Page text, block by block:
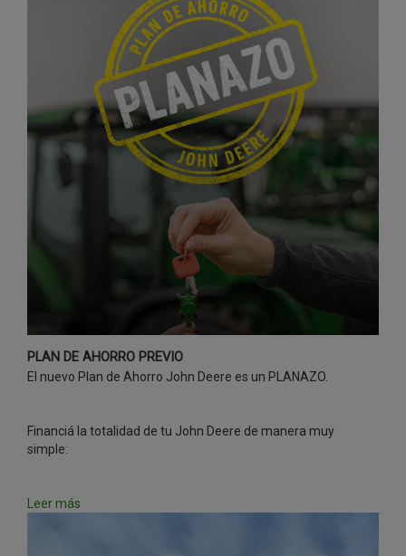
PLAN DE AHORRO PREVIO
El nuevo Plan de Ahorro John Deere es un PLANAZO.
Financiá la totalidad de tu John Deere de manera muy
simple:
Leer más